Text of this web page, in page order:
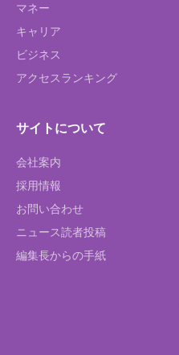
マネー
キャリア
ビジネス
アクセスランキング
サイトについて
会社案内
採用情報
お問い合わせ
ニュース読者投稿
編集長からの手紙